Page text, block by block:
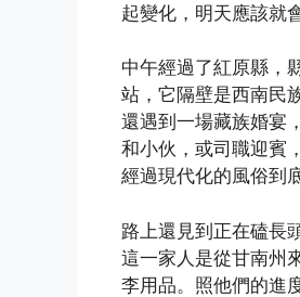
起變化，明天應該就
中午經過了紅原縣，
站，它隔壁是西南民
還遇到一場藏族婚宴
和小伙，或司職迎賓
經過現代化的風俗到
路上還見到正在磕長
這一家人是從甘南州
李用品。照他們的進